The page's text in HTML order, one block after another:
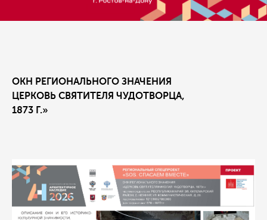
ОКН РЕГИОНАЛЬНОГО ЗНАЧЕНИЯ
ЦЕРКОВЬ СВЯТИТЕЛЯ ЧУДОТВОРЦА,
1873 Г.»